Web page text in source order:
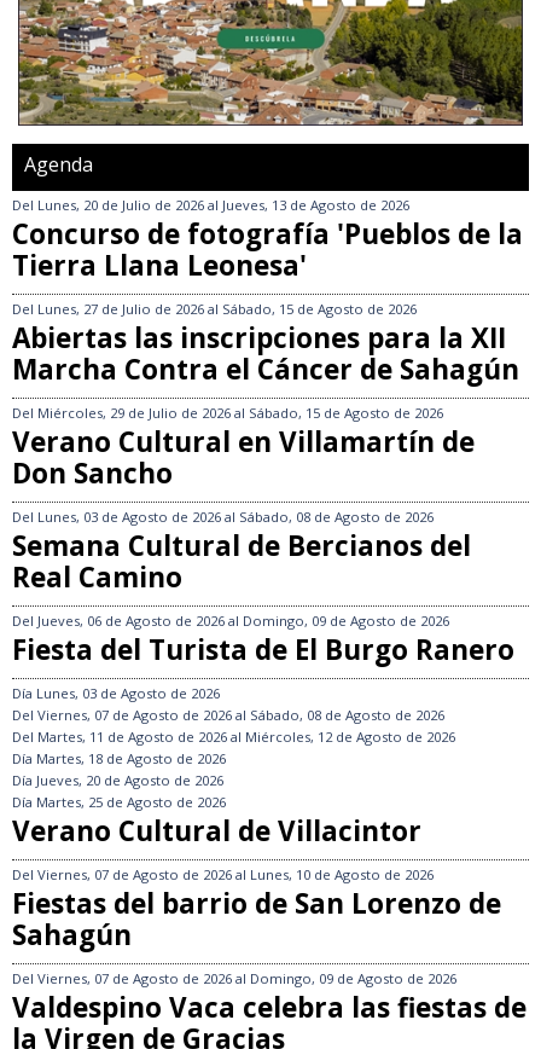
Agenda
Del Lunes, 20 de Julio de 2026 al Jueves, 13 de Agosto de 2026
Concurso de fotografía 'Pueblos de la
Tierra Llana Leonesa'
Del Lunes, 27 de Julio de 2026 al Sábado, 15 de Agosto de 2026
Abiertas las inscripciones para la XII
Marcha Contra el Cáncer de Sahagún
Del Miércoles, 29 de Julio de 2026 al Sábado, 15 de Agosto de 2026
Verano Cultural en Villamartín de
Don Sancho
Del Lunes, 03 de Agosto de 2026 al Sábado, 08 de Agosto de 2026
Semana Cultural de Bercianos del
Real Camino
Del Jueves, 06 de Agosto de 2026 al Domingo, 09 de Agosto de 2026
Fiesta del Turista de El Burgo Ranero
Día Lunes, 03 de Agosto de 2026
Del Viernes, 07 de Agosto de 2026 al Sábado, 08 de Agosto de 2026
Del Martes, 11 de Agosto de 2026 al Miércoles, 12 de Agosto de 2026
Día Martes, 18 de Agosto de 2026
Día Jueves, 20 de Agosto de 2026
Día Martes, 25 de Agosto de 2026
Verano Cultural de Villacintor
Del Viernes, 07 de Agosto de 2026 al Lunes, 10 de Agosto de 2026
Fiestas del barrio de San Lorenzo de
Sahagún
Del Viernes, 07 de Agosto de 2026 al Domingo, 09 de Agosto de 2026
Valdespino Vaca celebra las fiestas de
la Virgen de Gracias